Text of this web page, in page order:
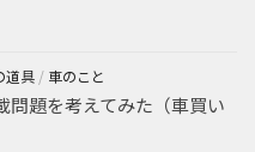
道具 / 車のこと
問題を考えてみた（車買い